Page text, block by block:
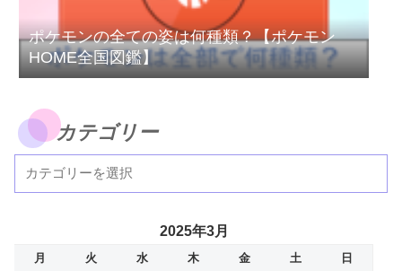
ポケモンの全ての姿は何種類？【ポケモン
HOME全国図鑑】
カテゴリー
2025年3月
月 火 水 木 金 土
日